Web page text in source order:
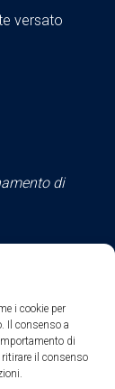
i cookie per
Il consenso a
di
il consenso
versato
di